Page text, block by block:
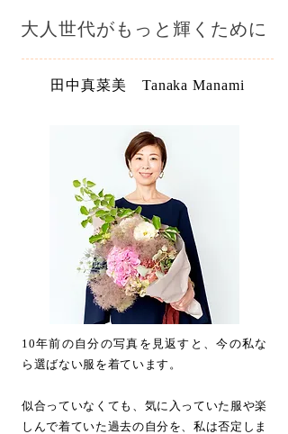
​大人世代がもっと輝くために
田中真菜美 Tanaka Manami
10年前の自分の写真を見返すと、今の私な
ら選ばない服を着ています。
似合っていなくても、気に入っていた服や楽
しんで着ていた過去の自分を、私は否定しま